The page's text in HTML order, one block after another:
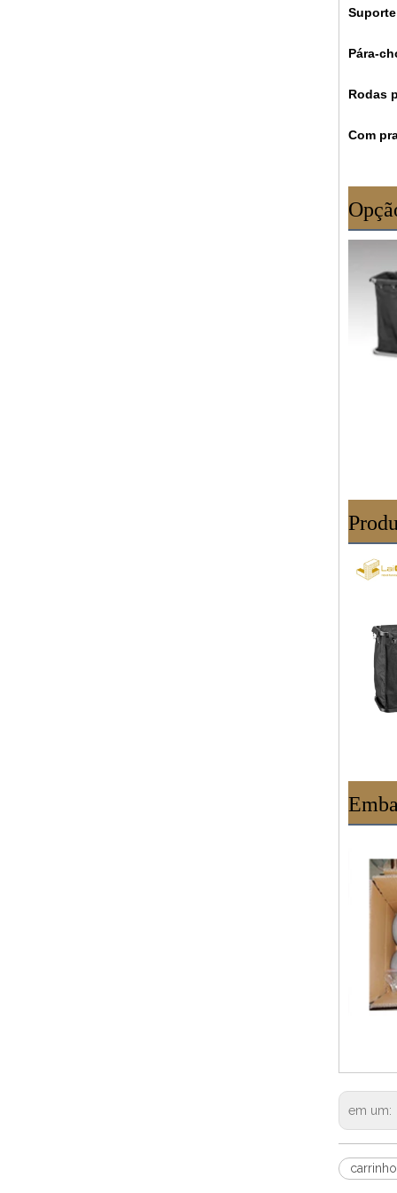
Pára-
Rodas
Com
em um: